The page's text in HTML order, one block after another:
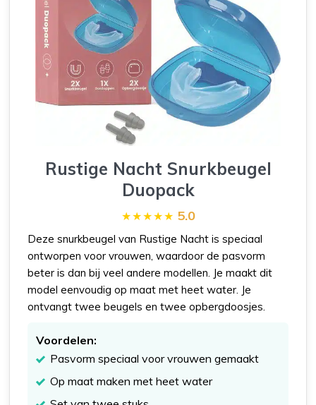
Rustige Nacht Snurkbeugel
Duopack
5.0
Deze snurkbeugel van Rustige Nacht is speciaal
ontworpen voor vrouwen, waardoor de pasvorm
beter is dan bij veel andere modellen. Je maakt dit
model eenvoudig op maat met heet water. Je
ontvangt twee beugels en twee opbergdoosjes.
Voordelen:
Pasvorm speciaal voor vrouwen gemaakt
Op maat maken met heet water